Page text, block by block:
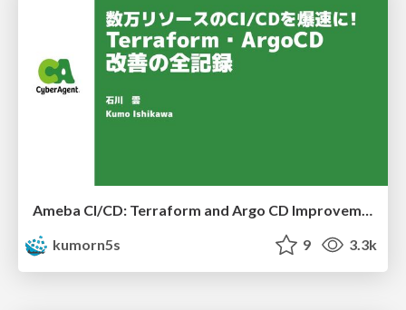
Ameba CI/CD: Terraform and Argo CD Improvements
kumorn5s
9 3.3k